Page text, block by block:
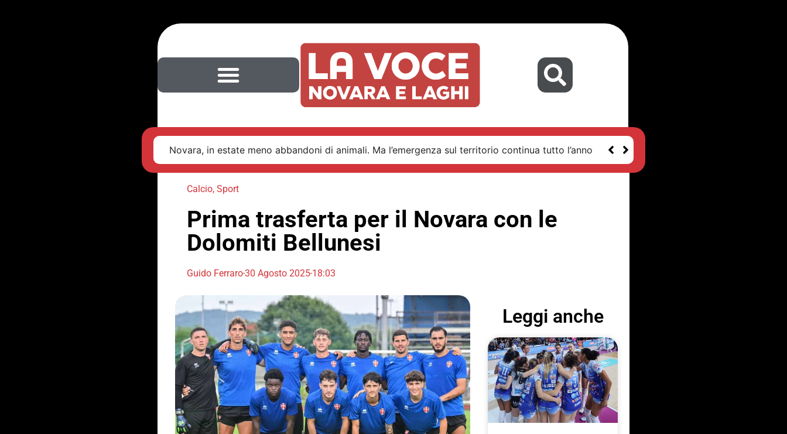
Novara, in estate meno abbandoni di animali. Ma l’emergenza sul territorio continua tutto l’anno
Calcio, Sport
Prima trasferta per il Novara con le
Dolomiti Bellunesi
Guido Ferraro30 Agosto 202518:03
Leggi anche